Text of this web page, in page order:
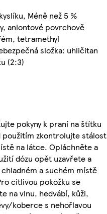
Méně než 5 %
aniontové povrchově
tetramethyl
složka: uhličitan
(2:3)
pokyny k praní na štítku
použitím zkontrolujte stálost
na látce. Opláchněte a
dózu opět uzavřete a
a suchém místě
citlivou pokožku se
na vlnu, hedvábí, kůži,
koberce s nehořlavou